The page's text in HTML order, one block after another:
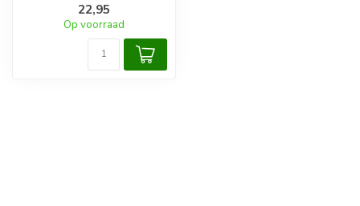
22,95
Op voorraad